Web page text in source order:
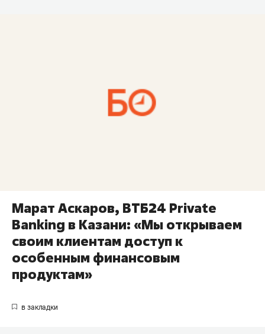
Марат Аскаров, ВТБ24 Private
Banking в Казани: «Мы открываем
своим клиентам доступ к
особенным финансовым
продуктам»